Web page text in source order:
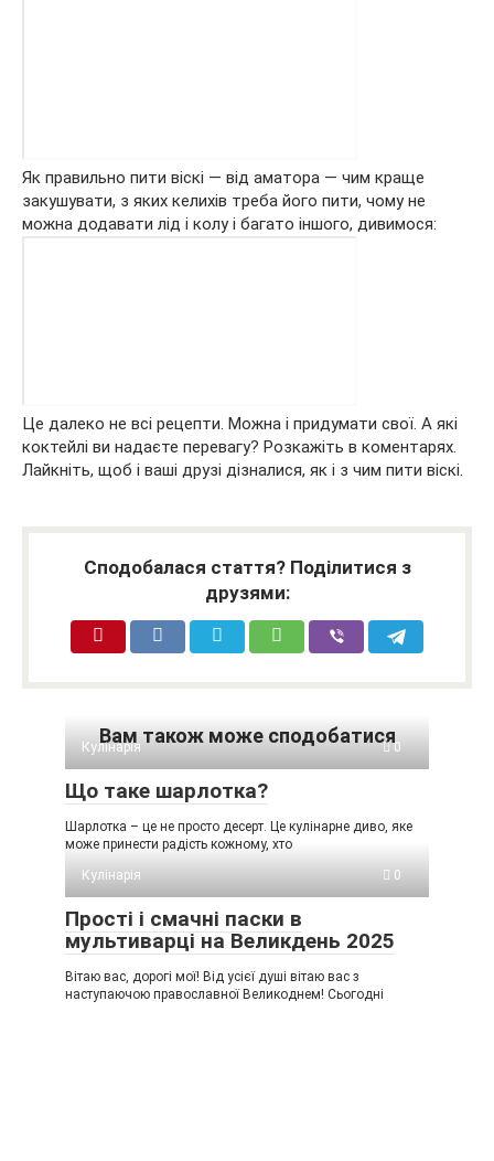
Як правильно пити віскі — від аматора — чим краще
закушувати, з яких келихів треба його пити, чому не
можна додавати лід і колу і багато іншого, дивимося:
Це далеко не всі рецепти. Можна і придумати свої. А які
коктейлі ви надаєте перевагу? Розкажіть в коментарях.
Лайкніть, щоб і ваші друзі дізналися, як і з чим пити віскі.
Сподобалася стаття? Поділитися з
друзями:
Вам також може сподобатися
Кулінарія 0
Що таке шарлотка?
Шарлотка – це не просто десерт. Це кулінарне диво, яке
може принести радість кожному, хто
Кулінарія
0
Прості і смачні паски в
мультиварці на Великдень 2025
Вітаю вас, дорогі мої! Від усієї душі вітаю вас з
наступаючою православної Великоднем! Сьогодні